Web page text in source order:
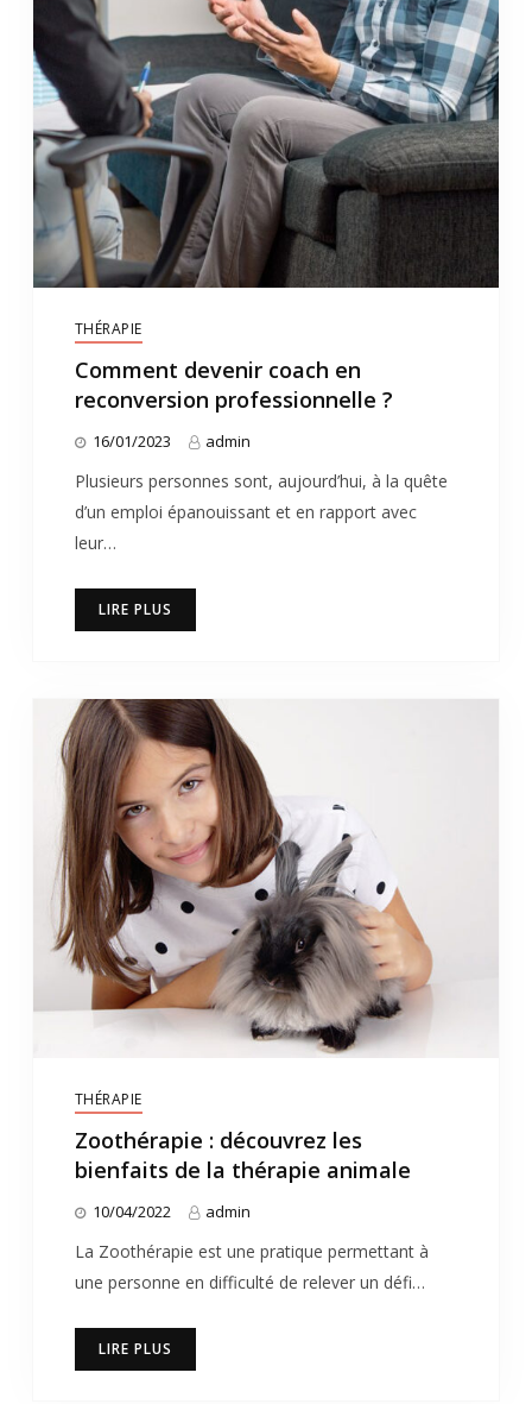
THÉRAPIE
Comment devenir coach en
reconversion professionnelle ?
16/01/2023 admin
Plusieurs personnes sont, aujourd’hui, à la quête
d’un emploi épanouissant et en rapport avec
leur…
LIRE PLUS
THÉRAPIE
Zoothérapie : découvrez les
bienfaits de la thérapie animale
10/04/2022 admin
La Zoothérapie est une pratique permettant à
une personne en difficulté de relever un défi…
LIRE PLUS